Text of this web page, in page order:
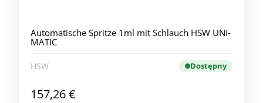
Automatische Spritze 1ml mit Schlauch HSW UNI-
MATIC
HSW Dostępny
157,26 €